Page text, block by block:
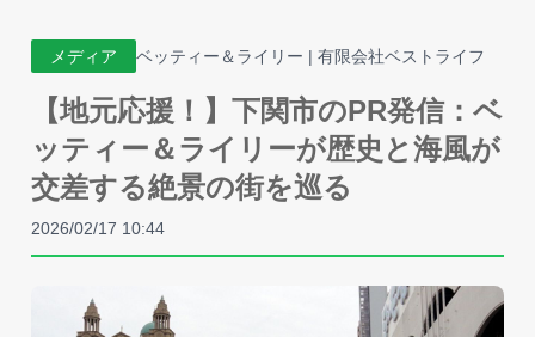
メディア ベッティー＆ライリー | 有限会社ベストライフ
【地元応援！】下関市のPR発信：ベ
ッティー＆ライリーが歴史と海風が
交差する絶景の街を巡る
2026/02/17 10:44